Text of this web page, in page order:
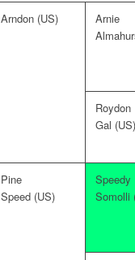
Arndon (US)
Arnie
Roydon
Gal (US)
Pine
Speed (US)
Speedy
Somolli